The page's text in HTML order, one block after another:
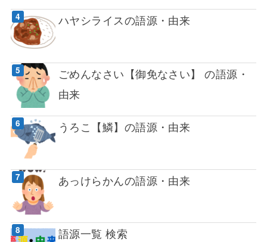
ハヤシライスの語源・由来
ごめんなさい【御免なさい】 の語源・
由来
うろこ【鱗】の語源・由来
あっけらかんの語源・由来
語源一覧 検索